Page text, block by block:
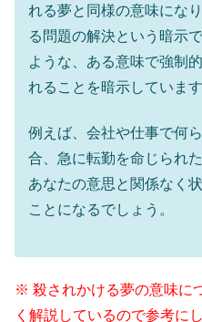
れる夢と同様の意味にな
る問題の解決という暗示
ような、ある意味で強制
れることを暗示しています
例えば、会社や仕事で何
合、急に転勤を命じられ
あなたの意思と関係なく
ことになるでしょう。
※ 殺されかける夢の意味に
く解説しているので参考に